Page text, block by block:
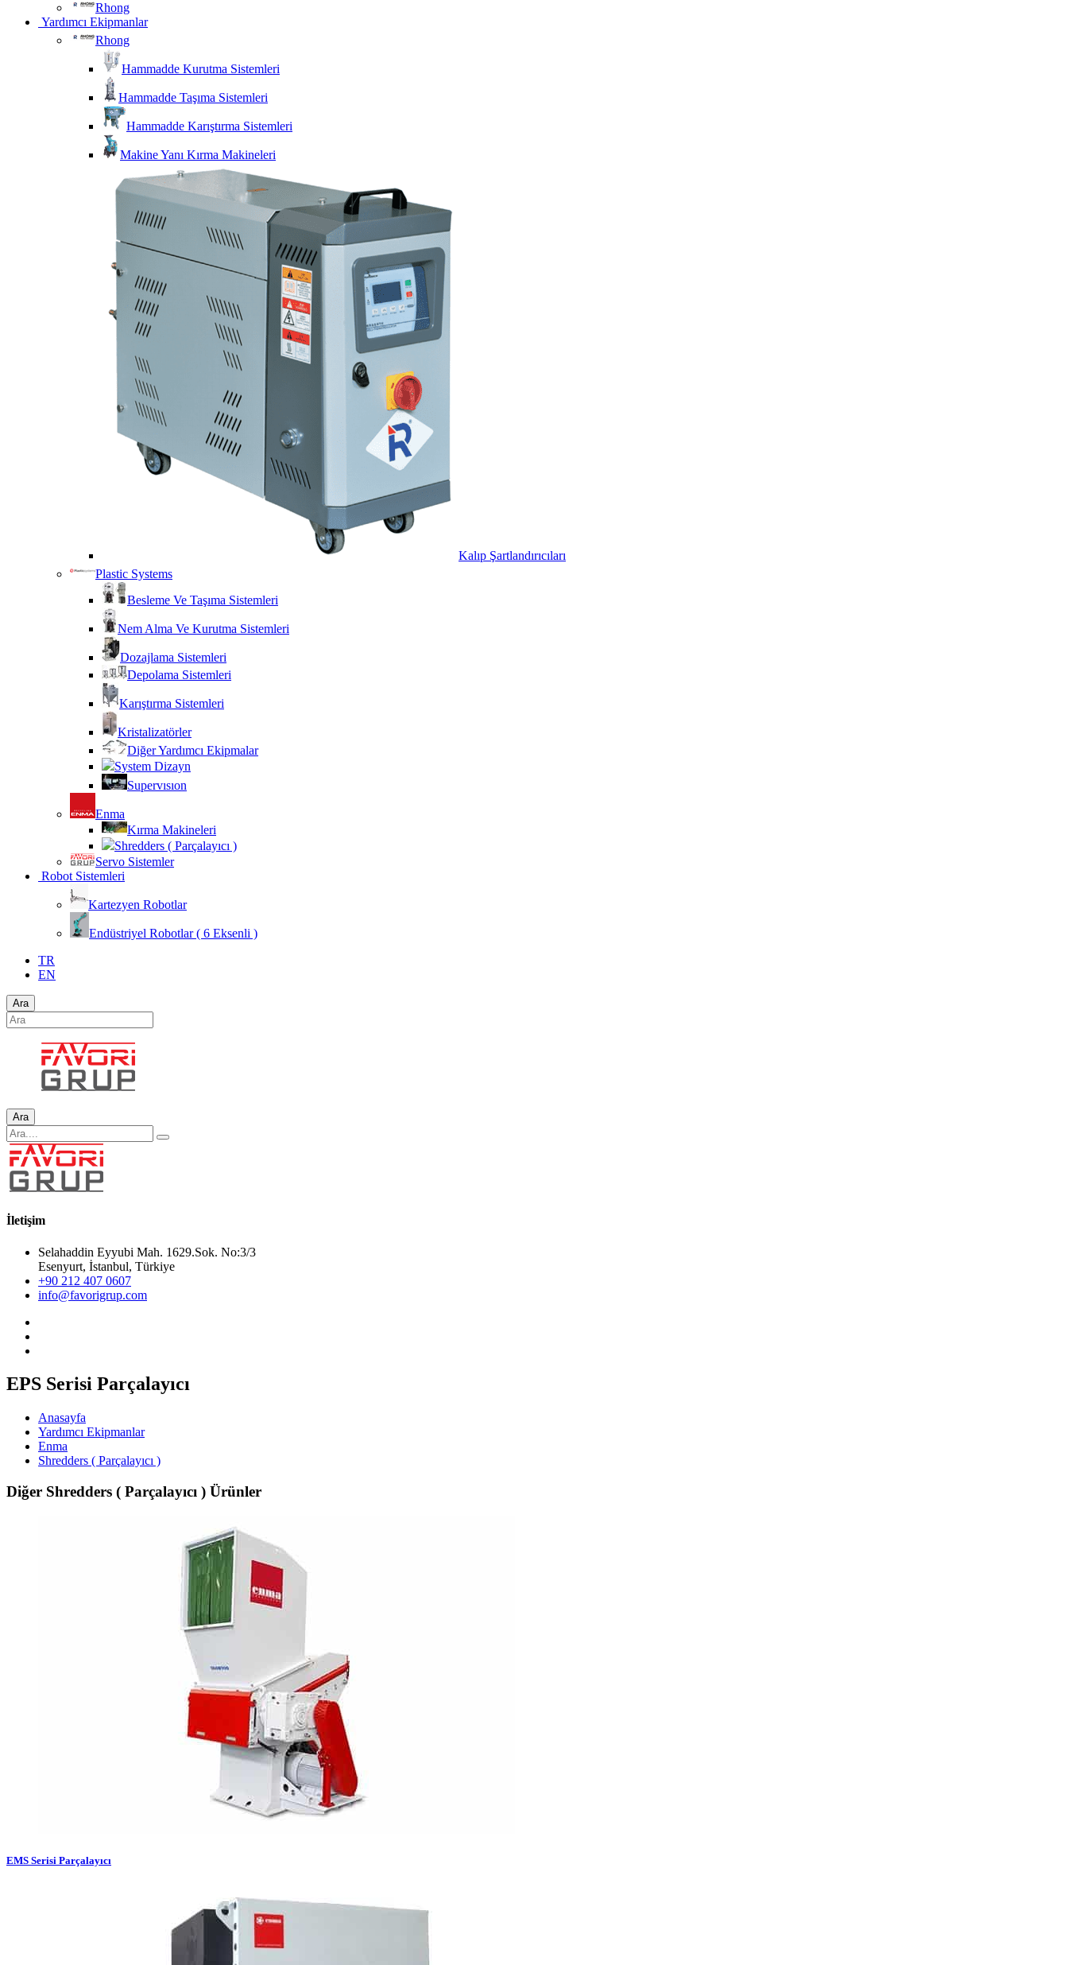
Rhong
Yardımcı Ekipmanlar
Rhong
Hammadde Kurutma Sistemleri
Hammadde Taşıma Sistemleri
Hammadde Karıştırma Sistemleri
Makine Yanı Kırma Makineleri
Kalıp Şartlandırıcıları
Plastic Systems
Besleme Ve Taşıma Sistemleri
Nem Alma Ve Kurutma Sistemleri
Dozajlama Sistemleri
Depolama Sistemleri
Karıştırma Sistemleri
Kristalizatörler
Diğer Yardımcı Ekipmalar
System Dizayn
Supervısıon
Enma
Kırma Makineleri
Shredders ( Parçalayıcı )
Servo Sistemler
Robot Sistemleri
Kartezyen Robotlar
Endüstriyel Robotlar ( 6 Eksenli )
TR
EN
Ara
Ara
İletişim
Selahaddin Eyyubi Mah. 1629.Sok. No:3/3
Esenyurt, İstanbul, Türkiye
+90 212 407 0607
info@favorigrup.com
EPS Serisi Parçalayıcı
Anasayfa
Yardımcı Ekipmanlar
Enma
Shredders ( Parçalayıcı )
Diğer Shredders ( Parçalayıcı ) Ürünler
EMS Serisi Parçalayıcı